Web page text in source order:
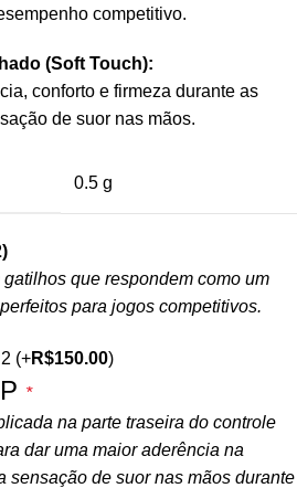
competitivo.
(Soft Touch):
conforto e firmeza durante as
de suor nas mãos.
0.5 g
que respondem como um
para jogos competitivos.
(+R$150.00)
*
na parte traseira do controle
dar uma maior aderência na
sensação de suor nas mãos durante